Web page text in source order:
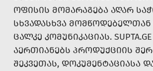
ᲝᲤᲘᲡᲘᲡ ᲛᲝᲛᲐᲠᲐᲒᲔᲑᲐ ᲐᲦᲐᲠ
ᲡᲮᲕᲐᲓᲐᲡᲮᲕᲐ
ᲪᲐᲚᲙᲔ ᲙᲝᲛᲣᲜᲘᲙᲐᲪᲘᲐᲡ. SUPTA.GE
ᲐᲔᲠᲗᲘᲐᲜᲔᲑᲡ ᲞᲠᲝᲓᲣᲥᲪᲘᲘᲡ
ᲨᲔᲙᲕᲔᲗᲐᲡ, ᲓᲝᲙᲣᲛᲔᲜᲢᲐᲪᲘᲐᲡᲐ